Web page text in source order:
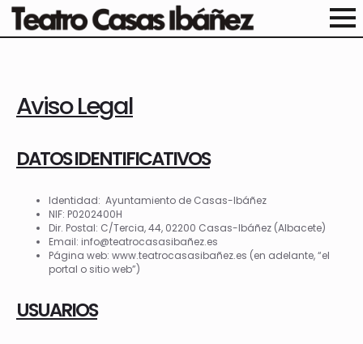
Aviso Legal
DATOS IDENTIFICATIVOS
Identidad: Ayuntamiento de Casas-Ibáñez
NIF: P0202400H
Dir. Postal: C/Tercia, 44, 02200 Casas-Ibáñez (Albacete)
Email: info@teatrocasasibañez.es
Página web: www.teatrocasasibañez.es (en adelante, “el
portal o sitio web”)
USUARIOS